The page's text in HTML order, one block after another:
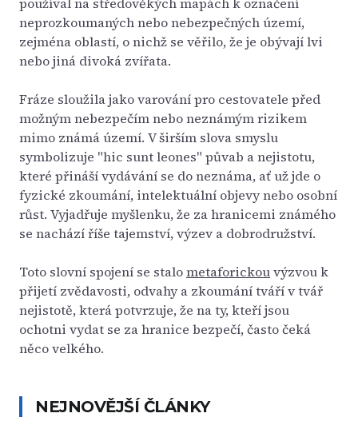
neprozkoumaných nebo nebezpečných území,
zejména oblastí, o nichž se věřilo, že je obývají lvi
nebo jiná divoká zvířata.
Fráze sloužila jako varování pro cestovatele před
možným nebezpečím nebo neznámým rizikem
mimo známá území. V širším slova smyslu
symbolizuje "hic sunt leones" půvab a nejistotu,
které přináší vydávání se do neznáma, ať už jde o
fyzické zkoumání, intelektuální objevy nebo osobní
růst. Vyjadřuje myšlenku, že za hranicemi známého
se nachází říše tajemství, výzev a dobrodružství.
Toto slovní spojení se stalometaforickouvýzvou k
přijetí zvědavosti, odvahy a zkoumání tváří v tvář
nejistotě, která potvrzuje, že na ty, kteří jsou
ochotni vydat se za hranice bezpečí, často čeká
něco velkého.
NEJNOVĚJŠÍ ČLÁNKY